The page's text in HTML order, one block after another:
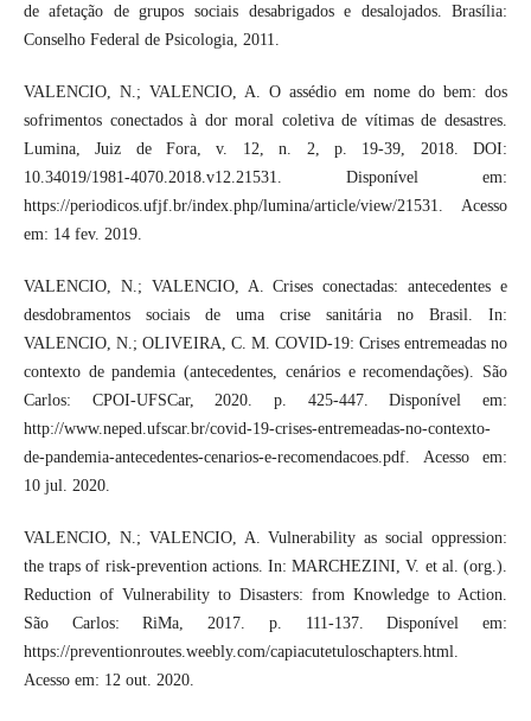
de afetação de grupos sociais desabrigados e desalojados. Brasília:
Conselho Federal de Psicologia, 2011.
VALENCIO, N.; VALENCIO, A. O assédio em nome do bem: dos
sofrimentos conectados à dor moral coletiva de vítimas de desastres.
Lumina, Juiz de Fora, v. 12, n. 2, p. 19-39, 2018. DOI:
10.34019/1981-4070.2018.v12.21531. Disponível em:
https://periodicos.ufjf.br/index.php/lumina/article/view/21531. Acesso
em: 14 fev. 2019.
VALENCIO, N.; VALENCIO, A. Crises conectadas: antecedentes e
desdobramentos sociais de uma crise sanitária no Brasil. In:
VALENCIO, N.; OLIVEIRA, C. M. COVID-19: Crises entremeadas no
contexto de pandemia (antecedentes, cenários e recomendações). São
Carlos: CPOI-UFSCar, 2020. p. 425-447. Disponível em:
http://www.neped.ufscar.br/covid-19-crises-entremeadas-no-contexto-
de-pandemia-antecedentes-cenarios-e-recomendacoes.pdf. Acesso em:
10 jul. 2020.
VALENCIO, N.; VALENCIO, A. Vulnerability as social oppression:
the traps of risk-prevention actions. In: MARCHEZINI, V. et al. (org.).
Reduction of Vulnerability to Disasters: from Knowledge to Action.
São Carlos: RiMa, 2017. p. 111-137. Disponível em:
https://preventionroutes.weebly.com/capiacutetuloschapters.html.
Acesso em: 12 out. 2020.